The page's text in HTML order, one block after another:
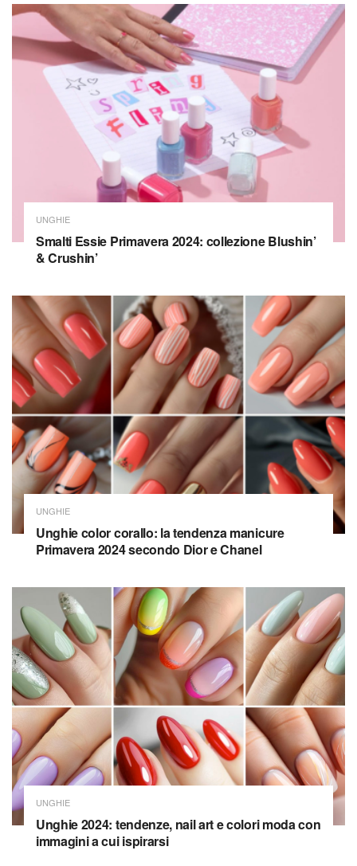
UNGHIE
Smalti Essie Primavera 2024: collezione Blushin’
& Crushin’
UNGHIE
Unghie color corallo: la tendenza manicure
Primavera 2024 secondo Dior e Chanel
UNGHIE
Unghie 2024: tendenze, nail art e colori moda con
immagini a cui ispirarsi